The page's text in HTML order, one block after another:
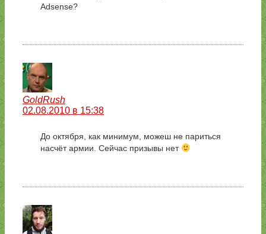
Adsense?
GoldRush
02.08.2010 в 15:38
До октября, как минимум, можеш не париться
насчёт армии. Сейчас призывы нет